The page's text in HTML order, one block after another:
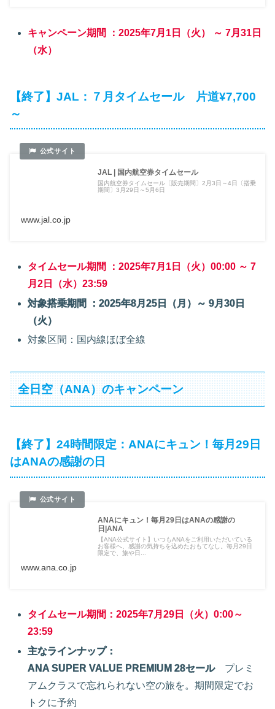
キャンペーン期間 ：2025年7月1日（火） ～ 7月31日
（水）
【終了】JAL：７月タイムセール 片道¥7,700
～
JAL | 国内航空券タイムセール
国内航空券タイムセール〔販売期間〕2月3日～4日〔搭乗
期間〕3月29日～5月6日
www.jal.co.jp
タイムセール期間 ：2025年7月1日（火）00:00 ～ 7
月2日（水）23:59
対象搭乗期間 ：2025年8月25日（月）～ 9月30日
（火）
対象区間：国内線ほぼ全線
全日空（ANA）のキャンペーン
【終了】24時間限定：ANAにキュン！毎月29日
はANAの感謝の日
ANAにキュン！毎月29日はANAの感謝の
日|ANA
【ANA公式サイト】いつもANAをご利用いただいている
お客様へ、感謝の気持ちを込めたおもてなし。毎月29日
限定で、旅や日...
www.ana.co.jp
タイムセール期間：2025年7月29日（火）0:00～
23:59
主なラインナップ：
ANA SUPER VALUE PREMIUM 28セールプレミ
アムクラスで忘れられない空の旅を。期間限定でお
トクに予約